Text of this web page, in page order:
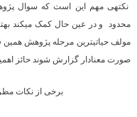
نکته­ی مهم این است که سوال
محدود و در عین حال کمک می­کند
مولف حیاتی­ترین مرحله پژوهش همین
صورت معنادار گزارش شوند حائز
برخی از نکات